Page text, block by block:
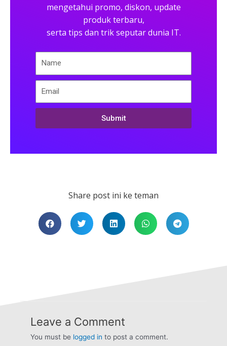
mengetahui promo, diskon, update
produk terbaru,
serta tips dan trik seputar dunia IT.
Submit
Share post ini ke teman
Leave a Comment
You must be logged in to post a comment.